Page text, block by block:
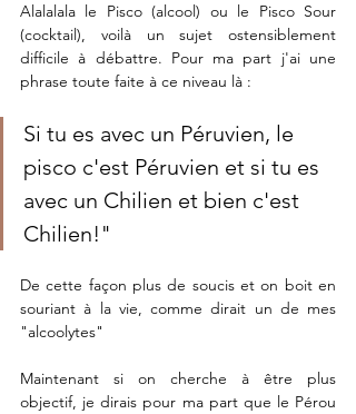
Alalalala le Pisco (alcool) ou le Pisco Sour
(cocktail), voilà un sujet ostensiblement
difficile à débattre. Pour ma part j'ai une
phrase toute faite à ce niveau là :
Si tu es avec un Péruvien, le
pisco c'est Péruvien et si tu es
avec un Chilien et bien c'est
Chilien!"
De cette façon plus de soucis et on boit en
souriant à la vie, comme dirait un de mes
"alcoolytes"
Maintenant si on cherche à être plus
objectif, je dirais pour ma part que le Pérou